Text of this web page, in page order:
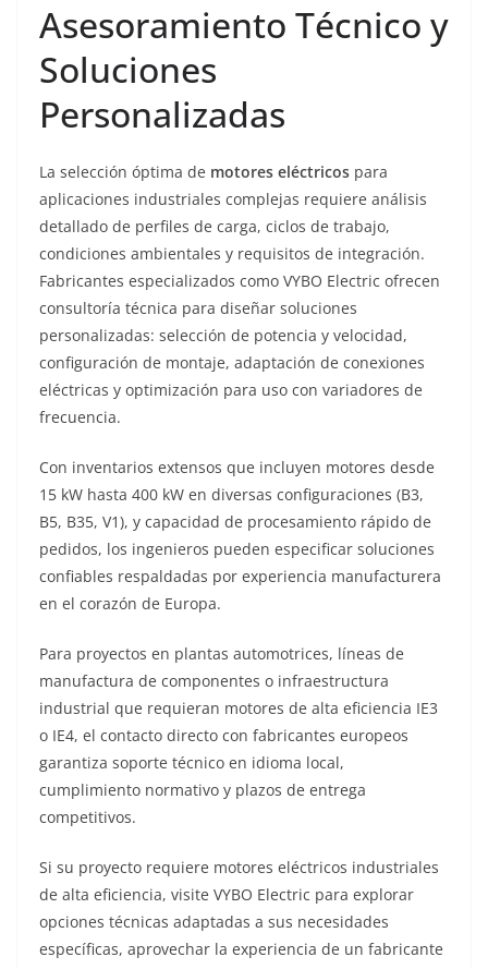
Asesoramiento Técnico y
Soluciones
Personalizadas
La selección óptima de motores eléctricos para
aplicaciones industriales complejas requiere análisis
detallado de perfiles de carga, ciclos de trabajo,
condiciones ambientales y requisitos de integración.
Fabricantes especializados como VYBO Electric ofrecen
consultoría técnica para diseñar soluciones
personalizadas: selección de potencia y velocidad,
configuración de montaje, adaptación de conexiones
eléctricas y optimización para uso con variadores de
frecuencia.
Con inventarios extensos que incluyen motores desde
15 kW hasta 400 kW en diversas configuraciones (B3,
B5, B35, V1), y capacidad de procesamiento rápido de
pedidos, los ingenieros pueden especificar soluciones
confiables respaldadas por experiencia manufacturera
en el corazón de Europa.
Para proyectos en plantas automotrices, líneas de
manufactura de componentes o infraestructura
industrial que requieran motores de alta eficiencia IE3
o IE4, el contacto directo con fabricantes europeos
garantiza soporte técnico en idioma local,
cumplimiento normativo y plazos de entrega
competitivos.
Si su proyecto requiere motores eléctricos industriales
de alta eficiencia, visite VYBO Electric para explorar
opciones técnicas adaptadas a sus necesidades
específicas, aprovechar la experiencia de un fabricante